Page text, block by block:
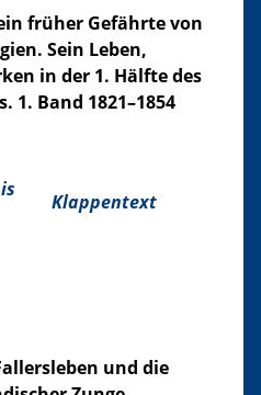
früher Gefährte von
Sein Leben,
in der 1. Hälfte des
1. Band 1821–1854
Klappentext
und die